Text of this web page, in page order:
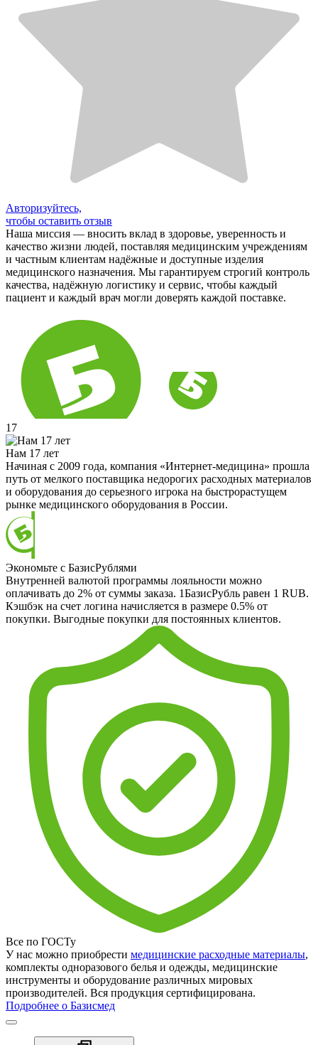
Авторизуйтесь,
чтобы оставить отзыв
Наша миссия — вносить вклад в здоровье, уверенность и
качество жизни людей, поставляя медицинским учреждениям
и частным клиентам надёжные и доступные изделия
медицинского назначения. Мы гарантируем строгий контроль
качества, надёжную логистику и сервис, чтобы каждый
пациент и каждый врач могли доверять каждой поставке.
17
Нам 17 лет
Начиная с 2009 года, компания «Интернет-медицина» прошла
путь от мелкого поставщика недорогих расходных материалов
и оборудования до серьезного игрока на быстрорастущем
рынке медицинского оборудования в России.
Экономьте с БазисРублями
Внутренней валютой программы лояльности можно
оплачивать до 2% от суммы заказа. 1БазисРубль равен 1 RUB.
Кэшбэк на счет логина начисляется в размере 0.5% от
покупки. Выгодные покупки для постоянных клиентов.
Все по ГОСТу
У нас можно приобрести медицинские расходные материалы,
комплекты одноразового белья и одежды, медицинские
инструменты и оборудование различных мировых
производителей. Вся продукция сертифицирована.
Подробнее о Базисмед